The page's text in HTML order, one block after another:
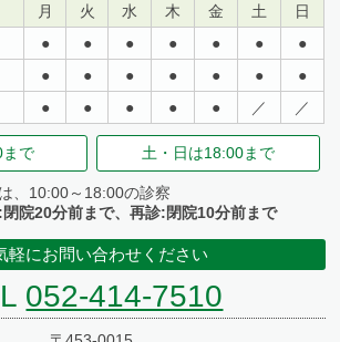
月 火 水 木 金 土
日
● ● ● ● ● ●
●
● ● ● ● ● ●
●
● ● ● ● ● ／ ／
で 土・日は18:00まで
、10:00～18:00の診察
院20分前まで、再診:閉院10分前まで
軽にお問い合わせください
052-414-7510